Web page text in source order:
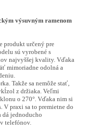
výsuvným ramenom
produkt určený pre
sú vyrobené s
najvyššej kvality. Vďaka
mimoriadne odolná a
Takže sa nemôže stať,
z držiaka. Veľmi
o 270°. Vďaka nim si
V praxi sa to premietne do
dá jednoducho
telefónov.